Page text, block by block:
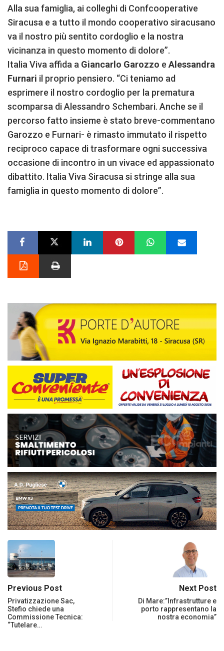
Alla sua famiglia, ai colleghi di Confcooperative
Siracusa e a tutto il mondo cooperativo siracusano
va il nostro più sentito cordoglio e la nostra
vicinanza in questo momento di dolore”.
Italia Viva affida a Giancarlo Garozzo e Alessandra
Furnari il proprio pensiero. “Ci teniamo ad
esprimere il nostro cordoglio per la prematura
scomparsa di Alessandro Schembari. Anche se il
percorso fatto insieme è stato breve-commentano
Garozzo e Furnari- è rimasto immutato il rispetto
reciproco capace di trasformare ogni successiva
occasione di incontro in un vivace ed appassionato
dibattito. Italia Viva Siracusa si stringe alla sua
famiglia in questo momento di dolore”.
Previous Post
Privatizzazione Sac,
Stefio chiede una
Commissione Tecnica:
“Tutelare…
Next Post
Di Mare:”Infrastrutture e
porto rappresentano la
nostra economia”